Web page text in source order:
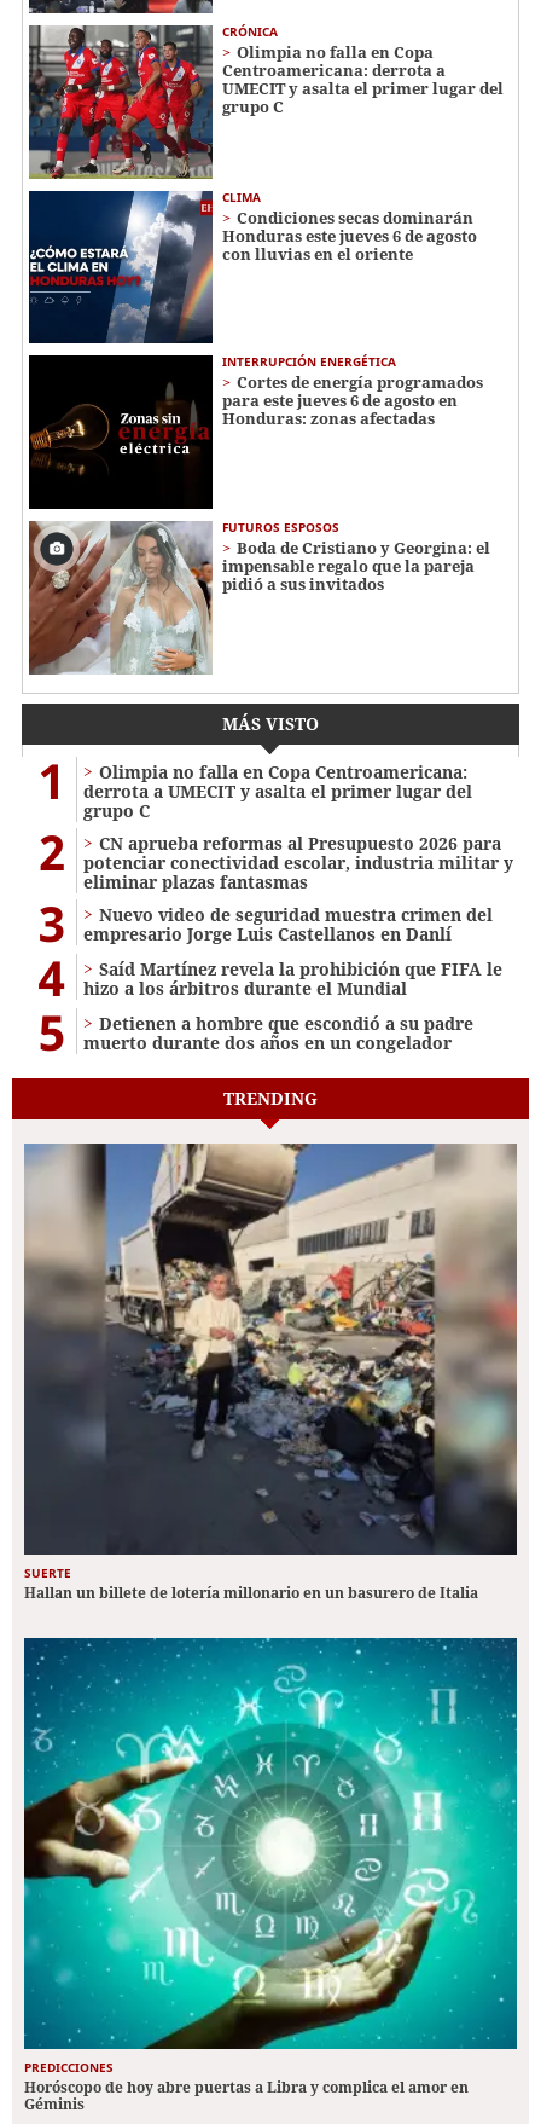
CRÓNICA
Olimpia no falla en Copa
Centroamericana: derrota a
UMECIT y asalta el primer lugar del
grupo C
CLIMA
Condiciones secas dominarán
Honduras este jueves 6 de agosto
con lluvias en el oriente
INTERRUPCIÓN ENERGÉTICA
Cortes de energía programados
para este jueves 6 de agosto en
Honduras: zonas afectadas
FUTUROS ESPOSOS
Boda de Cristiano y Georgina: el
impensable regalo que la pareja
pidió a sus invitados
MÁS VISTO
1
Olimpia no falla en Copa Centroamericana:
derrota a UMECIT y asalta el primer lugar del
grupo C
2
CN aprueba reformas al Presupuesto 2026 para
potenciar conectividad escolar, industria militar y
eliminar plazas fantasmas
3
Nuevo video de seguridad muestra crimen del
empresario Jorge Luis Castellanos en Danlí
4
Saíd Martínez revela la prohibición que FIFA le
hizo a los árbitros durante el Mundial
5
Detienen a hombre que escondió a su padre
muerto durante dos años en un congelador
TRENDING
SUERTE
Hallan un billete de lotería millonario en un basurero de Italia
PREDICCIONES
Horóscopo de hoy abre puertas a Libra y complica el amor en
Géminis